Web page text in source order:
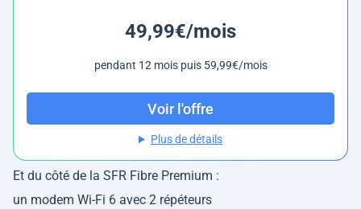
49,99€/mois
pendant 12 mois puis 59,99€/mois
Voir l'offre
Plus de détails
Et du côté de la SFR Fibre Premium :
un modem Wi-Fi 6 avec 2 répéteurs